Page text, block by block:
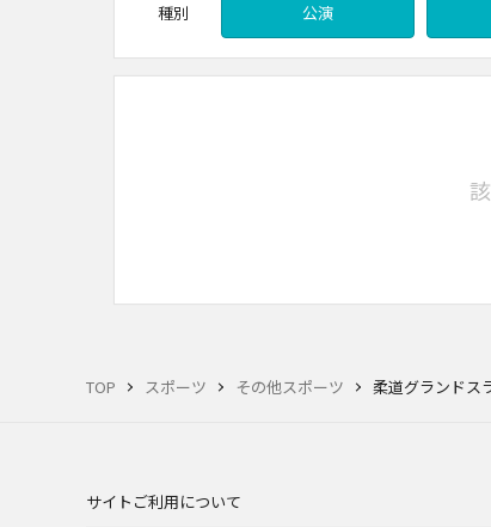
TOP スポーツ その他スポーツ 柔道グランドス
種別 公演
サイトご利用について